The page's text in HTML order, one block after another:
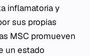
inflamatoria y
sus propias
MSC promueven
un estado